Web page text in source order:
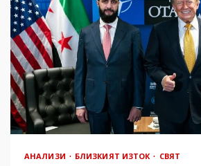
АНАЛИЗИ БЛИЗКИЯТ ИЗТОК СВЯТ